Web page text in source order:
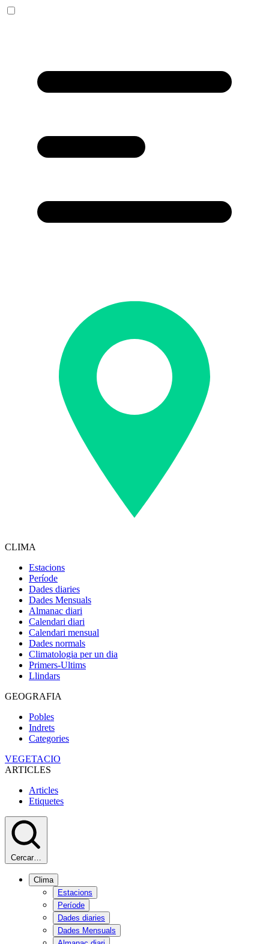
CLIMA
Estacions
Període
Dades diaries
Dades Mensuals
Almanac diari
Calendari diari
Calendari mensual
Dades normals
Climatologia per un dia
Primers-Ultims
Llindars
GEOGRAFIA
Pobles
Indrets
Categories
VEGETACIO
ARTICLES
Articles
Etiquetes
Cercar…
Clima
Estacions
Període
Dades diaries
Dades Mensuals